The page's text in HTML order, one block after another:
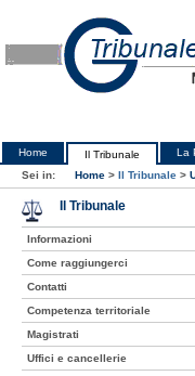
Home Il Tribunale La
Sei in:
Home > Il Tribunale >
Il Tribunale
Informazioni
Come raggiungerci
Contatti
Competenza territoriale
Magistrati
Uffici e cancellerie